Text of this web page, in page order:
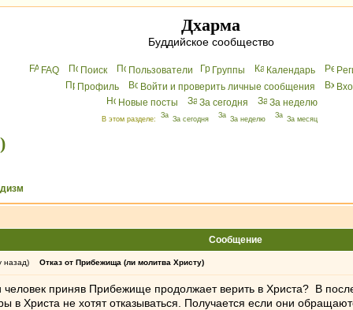
Дхарма
Буддийское сообщество
FAQ Поиск Пользователи Группы Календарь
Профиль
Войти и проверить личные сообщения
Новые посты
За сегодня За неделю
В этом разделе: За сегодня За неделю За месяц
Сообщение
назад) Отказ от Прибежища (ли молитва Христу)
приняв Прибежище продолжает верить в Христа? В
в Христа не хотят отказываться. Получается если они